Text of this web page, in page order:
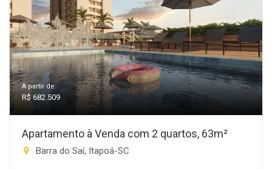
A partir de:
R$ 682.509
Apartamento à Venda com 2 quartos, 63m²
Barra do Saí, Itapoá-SC